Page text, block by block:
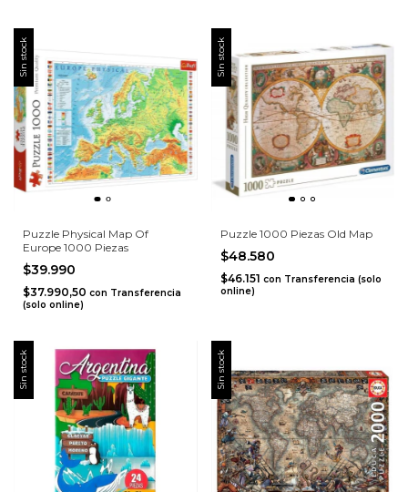
Sin stock
Puzzle Physical Map Of
Europe 1000 Piezas
$39.990
$37.990,50 con Transferencia
(solo online)
Sin stock
Puzzle 1000 Piezas Old Map
$48.580
$46.151 con Transferencia (solo
online)
Sin stock Sin stock